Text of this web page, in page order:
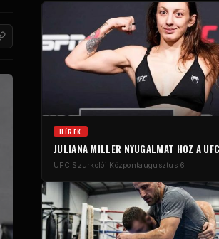
HÍREK
JULIANA MILLER NYUGALMAT HOZ A
UFC Szurkolói Központaugusztus 6